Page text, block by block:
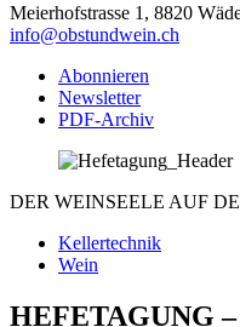
Meierhofstrasse 1, 8820
info@obstundwein.ch
Abonnieren
Newsletter
PDF-Archiv
DER WEINSEELE AUF
Kellertechnik
Wein
HEFETAGUNG –